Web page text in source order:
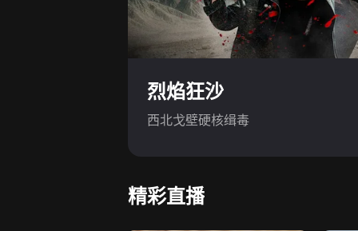
烈焰狂沙
西北戈壁硬核缉毒
精彩直播